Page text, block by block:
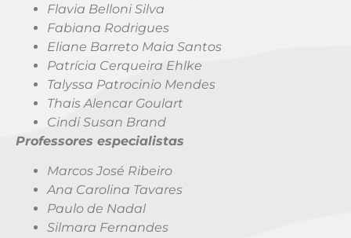
Flavia Belloni Silva
Fabiana Rodrigues
Eliane Barreto Maia Santos
Patrícia Cerqueira Ehlke
Talyssa Patrocinio Mendes
Thais Alencar Goulart
Cindi Susan Brand
Professores especialistas
Marcos José Ribeiro
Ana Carolina Tavares
Paulo de Nadal
Silmara Fernandes